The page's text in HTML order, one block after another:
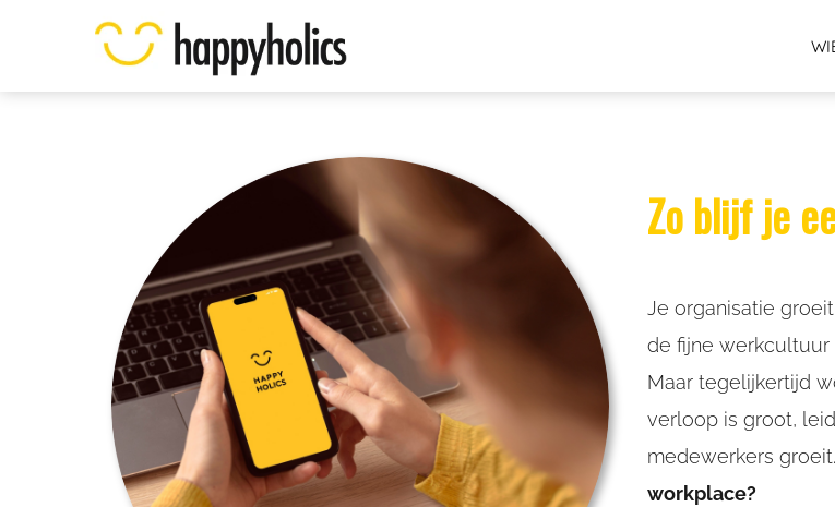
Zo blijf je
Je organisatie
de fijne
Maar tegelijkertijd
verloop is groot,
medewerkers groeit.
workplace?